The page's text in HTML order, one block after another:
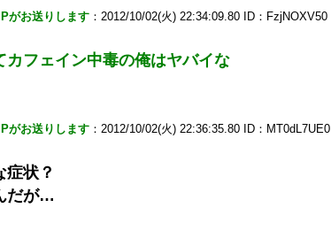
がお送りします ：2012/10/02(火) 22:34:09.80 ID：FzjNOXV50
カフェイン中毒の俺はヤバイな
がお送りします ：2012/10/02(火) 22:36:35.80 ID：MT0dL7UE0
症状？
だが…